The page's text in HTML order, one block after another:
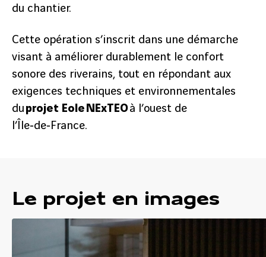
du chantier.
Cette opération s’inscrit dans une démarche
visant à améliorer durablement le confort
sonore des riverains, tout en répondant aux
exigences techniques et environnementales
duprojet Eole NExTEOà l’ouest de
l’Île‑de‑France.
Le projet en images